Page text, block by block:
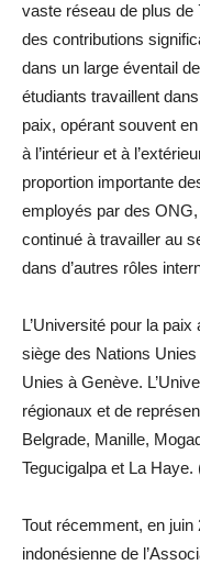
vaste réseau de plus de
des contributions
dans un large éventail
étudiants travaillent
paix, opérant souvent
à l’intérieur et à
proportion importante
employés par des ONG,
continué à travailler au
dans d’autres rôles
L’Université pour la
siège des Nations
Unies à Genève.
régionaux et de
Belgrade, Manille,
Tegucigalpa et La Haye.
Tout récemment, en
indonésienne de